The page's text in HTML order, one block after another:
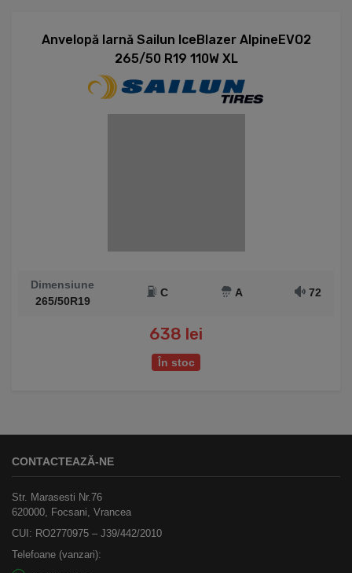
Anvelopă Iarnă Sailun IceBlazer AlpineEVO2
265/50 R19 110W XL
Dimensiune
265/50R19
C A 72
638 lei
În stoc
CONTACTEAZĂ-NE
Str. Marasesti Nr.76
620000, Focsani, Vrancea
CUI: RO2770975 – J39/442/2010
Telefoane (vanzari):